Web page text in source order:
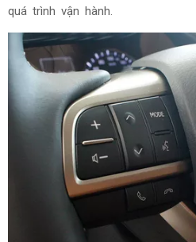
quá trình vận hành.